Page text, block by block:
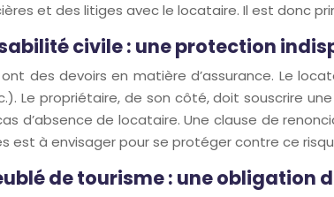
et des litiges avec le locataire. Il est donc
civile : une protection
des devoirs en matière d’assurance. Le
Le propriétaire, de son côté, doit souscrire
d’absence de locataire. Une clause de
est à envisager pour se protéger contre ce
de tourisme : une obligation